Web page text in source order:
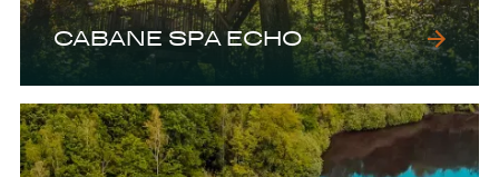
CABANE SPA ECHO